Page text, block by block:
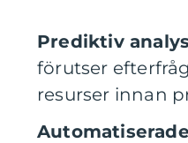
Prediktiv
förutser
resurser innan
Automatiserade